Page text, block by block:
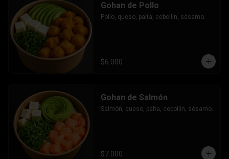
Gohan de Pollo
Pollo, queso, palta, cebollín, sésamo.
$6.000
Gohan de Salmón
Salmón, queso, palta, cebollín, sésamo.
$7.000